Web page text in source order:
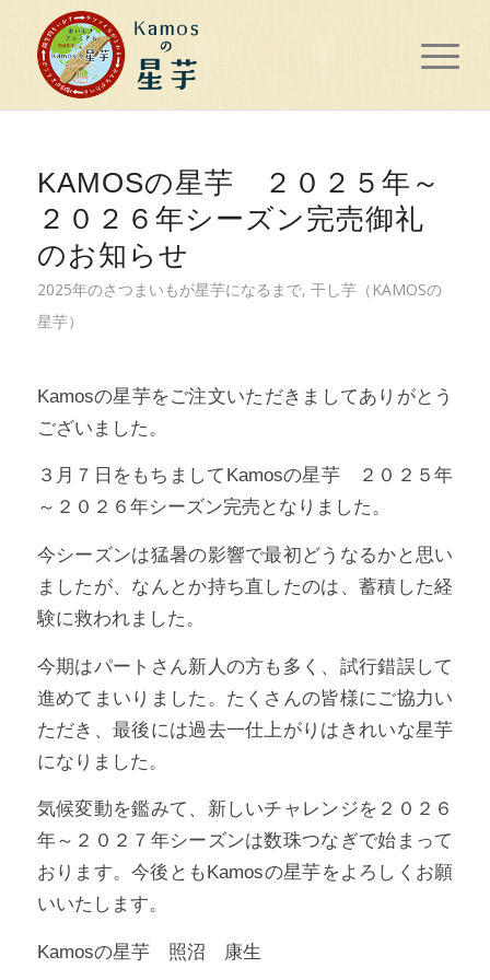
KAMOSの星芋 ２０２５年～
２０２６年シーズン完売御礼
のお知らせ
2025年のさつまいもが星芋になるまで, 干し芋（KAMOSの
星芋）
Kamosの星芋をご注文いただきましてありがとう
ございました。
３月７日をもちましてKamosの星芋 ２０２５年
～２０２６年シーズン完売となりました。
今シーズンは猛暑の影響で最初どうなるかと思い
ましたが、なんとか持ち直したのは、蓄積した経
験に救われました。
今期はパートさん新人の方も多く、試行錯誤して
進めてまいりました。たくさんの皆様にご協力い
ただき、最後には過去一仕上がりはきれいな星芋
になりました。
気候変動を鑑みて、新しいチャレンジを２０２６
年～２０２７年シーズンは数珠つなぎで始まって
おります。今後ともKamosの星芋をよろしくお願
いいたします。
Kamosの星芋 照沼 康生